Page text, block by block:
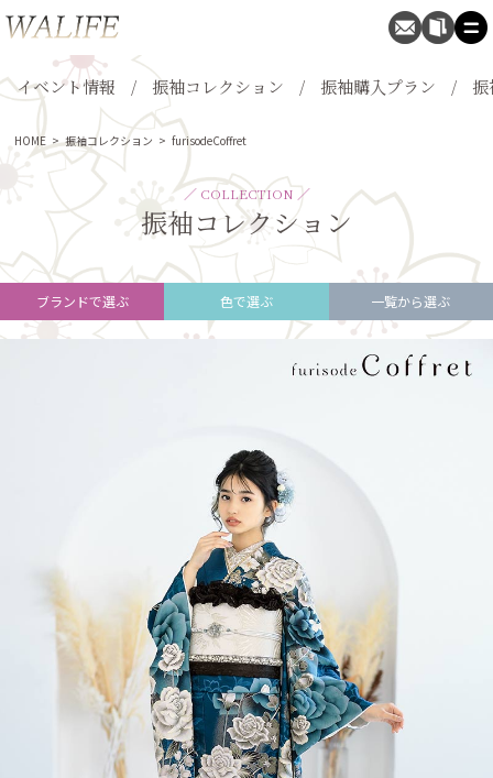
イベント情報 振袖コレクション 振袖購入プラン 振
HOME > 振袖コレクション > furisodeCoffret
／ COLLECTION ／
振袖コレクション
ブランドで選ぶ 色で選ぶ 一覧から選ぶ